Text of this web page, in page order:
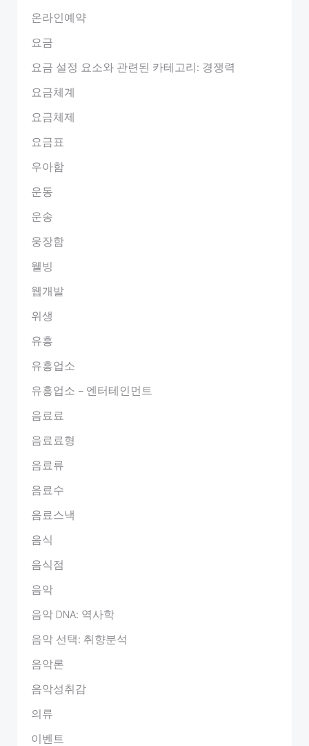
온라인예약
요금
요금 설정 요소와 관련된 카테고리: 경쟁력
요금체계
요금체제
요금표
우아함
운동
운송
웅장함
웰빙
웹개발
위생
유흥
유흥업소
유흥업소 – 엔터테인먼트
음료료
음료료형
음료류
음료수
음료스낵
음식
음식점
음악
음악 DNA: 역사학
음악 선택: 취향분석
음악론
음악성취감
의류
이벤트